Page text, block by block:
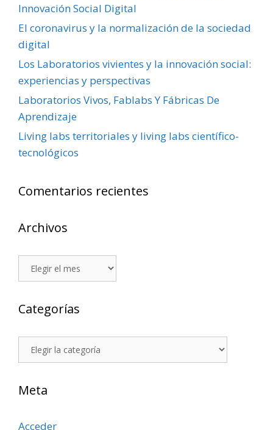
Innovación Social Digital
El coronavirus y la normalización de la sociedad
digital
Los Laboratorios vivientes y la innovación social:
experiencias y perspectivas
Laboratorios Vivos, Fablabs Y Fábricas De
Aprendizaje
Living labs territoriales y living labs científico-
tecnológicos
Comentarios recientes
Archivos
Archivos
Categorías
Categorías
Meta
Acceder